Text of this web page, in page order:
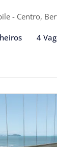
- Centro,
4